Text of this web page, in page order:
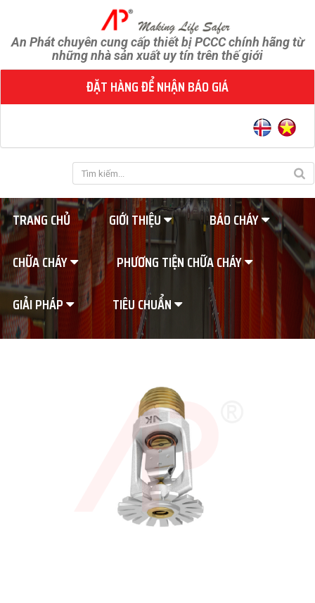
An Phát chuyên cung cấp thiết bị PCCC chính hãng từ
những nhà sản xuất uy tín trên thế giới
ĐẶT HÀNG ĐỂ NHẬN BÁO GIÁ
TRANG CHỦ GIỚI THIỆU
BÁO CHÁY
CHỮA CHÁY
PHƯƠNG TIỆN CHỮA CHÁY
GIẢI PHÁP
TIÊU CHUẨN